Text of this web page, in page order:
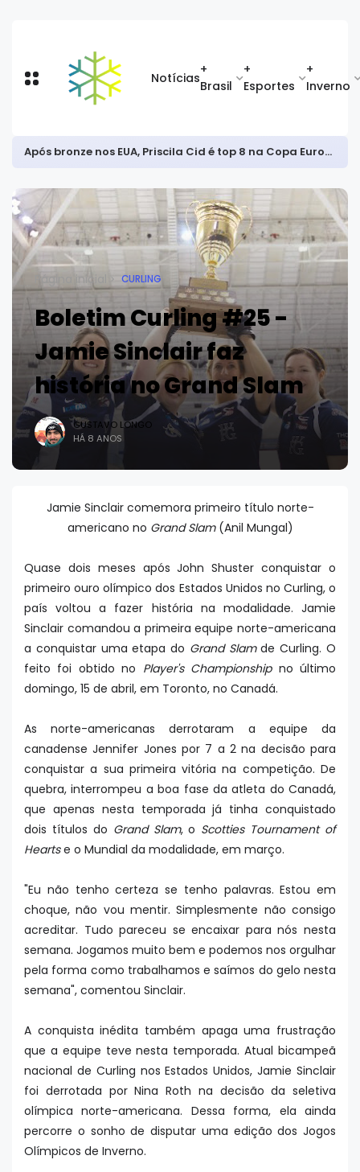
Notícias
+
Brasil
+
Esportes
+
Inverno
Após bronze nos EUA, Priscila Cid é top 8 na Copa Europeia de snowboard halfpipe
Página inicial CURLING
Boletim Curling #25 -
Jamie Sinclair faz
história no Grand Slam
GUSTAVO LONGO
HÁ 8 ANOS
Jamie Sinclair comemora primeiro título norte-
americano no Grand Slam(Anil Mungal)
Quase dois meses após John Shuster conquistar o
primeiro ouro olímpico dos Estados Unidos no Curling, o
país voltou a fazer história na modalidade. Jamie
Sinclair comandou a primeira equipe norte-americana
a conquistar uma etapa do Grand Slamde Curling. O
feito foi obtido no Player's Championshipno último
domingo, 15 de abril, em Toronto, no Canadá.
As norte-americanas derrotaram a equipe da
canadense Jennifer Jones por 7 a 2 na decisão para
conquistar a sua primeira vitória na competição. De
quebra, interrompeu a boa fase da atleta do Canadá,
que apenas nesta temporada já tinha conquistado
dois títulos do Grand Slam, o Scotties Tournament of
Heartse o Mundial da modalidade, em março.
"Eu não tenho certeza se tenho palavras. Estou em
choque, não vou mentir. Simplesmente não consigo
acreditar. Tudo pareceu se encaixar para nós nesta
semana. Jogamos muito bem e podemos nos orgulhar
pela forma como trabalhamos e saímos do gelo nesta
semana", comentou Sinclair.
A conquista inédita também apaga uma frustração
que a equipe teve nesta temporada. Atual bicampeã
nacional de Curling nos Estados Unidos, Jamie Sinclair
foi derrotada por Nina Roth na decisão da seletiva
olímpica norte-americana. Dessa forma, ela ainda
percorre o sonho de disputar uma edição dos Jogos
Olímpicos de Inverno.